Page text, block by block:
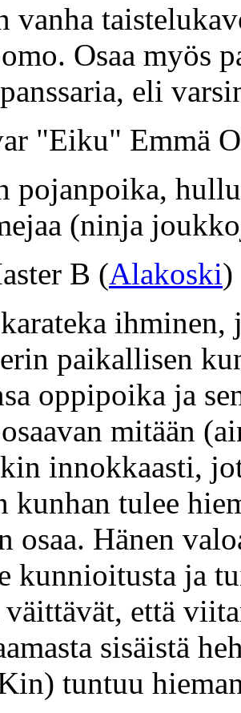
vanha
Osaa myös
eli
"Eiku" Emmä
pojanpoika,
(ninja
B (Alakoski)
ihminen,
paikallisen
oppipoika ja
mitään
innokkaasti,
kunhan tulee
osaa. Hänen
kunnioitusta ja
että
sisäistä
tuntuu